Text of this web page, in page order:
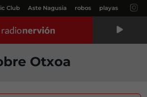
Club Aste Nagusia robos playas
Otxoa